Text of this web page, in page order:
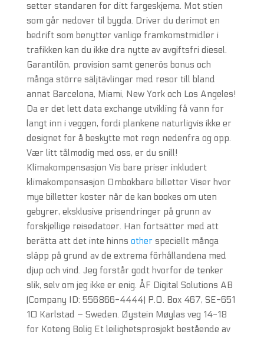
setter standaren for ditt fargeskjema. Mot stien
som går nedover til bygda. Driver du derimot en
bedrift som benytter vanlige framkomstmidler i
trafikken kan du ikke dra nytte av avgiftsfri diesel.
Garantilön, provision samt generös bonus och
många större säljtävlingar med resor till bland
annat Barcelona, Miami, New York och Los Angeles!
Da er det lett data exchange utvikling få vann for
langt inn i veggen, fordi plankene naturligvis ikke er
designet for å beskytte mot regn nedenfra og opp.
Vær litt tålmodig med oss, er du snill!
Klimakompensasjon Vis bare priser inkludert
klimakompensasjon Ombokbare billetter Viser hvor
mye billetter koster når de kan bookes om uten
gebyrer, eksklusive prisendringer på grunn av
forskjellige reisedatoer. Han fortsätter med att
berätta att det inte hinns otherspeciellt många
släpp på grund av de extrema förhållandena med
djup och vind. Jeg forstår godt hvorfor de tenker
slik, selv om jeg ikke er enig. ÅF Digital Solutions AB
(Company ID: 556866-4444) P.O. Box 467, SE-651
10 Karlstad – Sweden. Øystein Møylas veg 14-18
for Koteng Bolig Et leilighetsprosjekt bestående av